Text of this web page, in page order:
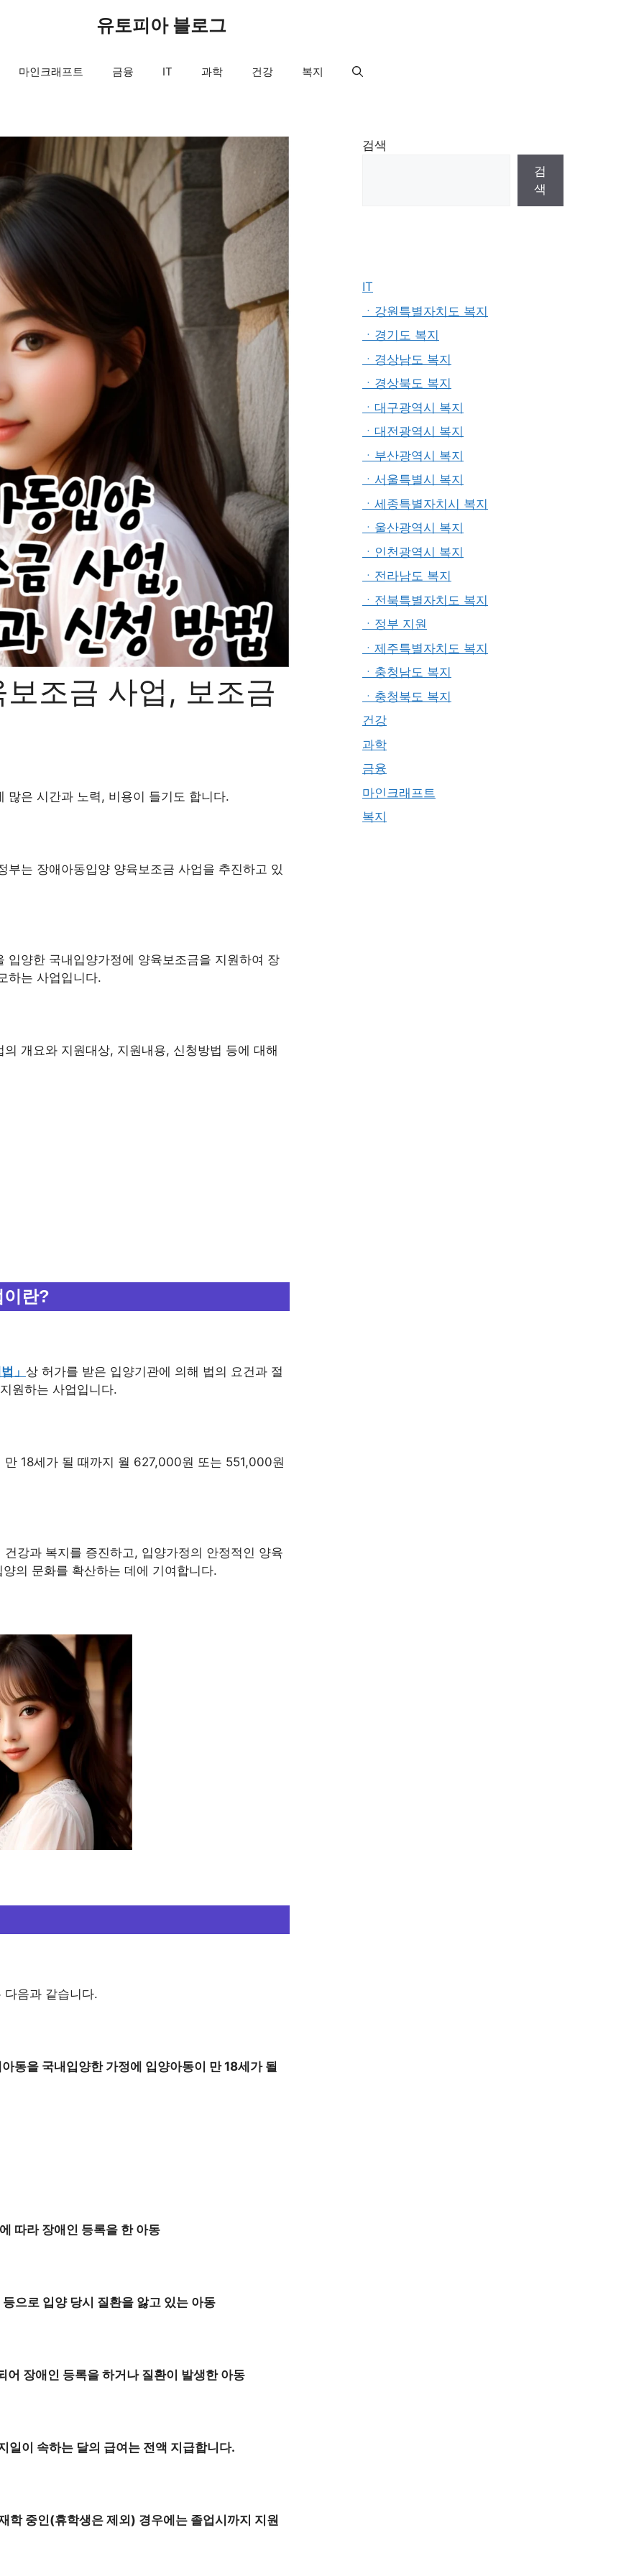
유토피아 블로그
마인크래프트 금융 IT 과학 건강 복지
조금 사업, 보조금
많은 시간과 노력, 비용이 들기도 합니다.
는 장애아동입양 양육보조금 사업을 추진하고 있
입양한 국내입양가정에 양육보조금을 지원하여 장
하는 사업입니다.
개요와 지원대상, 지원내용, 신청방법 등에 대해
이란?
」 상 허가를 받은 입양기관에 의해 법의 요건과 절
원하는 사업입니다.
18세가 될 때까지 월 627,000원 또는 551,000원
강과 복지를 증진하고, 입양가정의 안정적인 양육
의 문화를 확산하는 데에 기여합니다.
다음과 같습니다.
동을 국내입양한 가정에 입양아동이 만 18세가 될
따라 장애인 등록을 한 아동
으로 입양 당시 질환을 앓고 있는 아동
장애인 등록을 하거나 질환이 발생한 아동
일이 속하는 달의 급여는 전액 지급합니다.
학 중인(휴학생은 제외) 경우에는 졸업시까지 지원
검색
검
색
IT
ㆍ강원특별자치도 복지
ㆍ경기도 복지
ㆍ경상남도 복지
ㆍ경상북도 복지
ㆍ대구광역시 복지
ㆍ대전광역시 복지
ㆍ부산광역시 복지
ㆍ서울특별시 복지
ㆍ세종특별자치시 복지
ㆍ울산광역시 복지
ㆍ인천광역시 복지
ㆍ전라남도 복지
ㆍ전북특별자치도 복지
ㆍ정부 지원
ㆍ제주특별자치도 복지
ㆍ충청남도 복지
ㆍ충청북도 복지
건강
과학
금융
마인크래프트
복지